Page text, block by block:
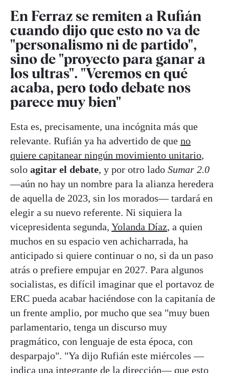
En Ferraz se remiten a Rufián
cuando dijo que esto no va de
"personalismo ni de partido",
sino de "proyecto para ganar a
los ultras". "Veremos en qué
acaba, pero todo debate nos
parece muy bien"
Esta es, precisamente, una incógnita más que
relevante. Rufián ya ha advertido de que no
quiere capitanear ningún movimiento unitario,
solo agitar el debate, y por otro lado Sumar 2.0
—aún no hay un nombre para la alianza heredera
de aquella de 2023, sin los morados— tardará en
elegir a su nuevo referente. Ni siquiera la
vicepresidenta segunda, Yolanda Díaz, a quien
muchos en su espacio ven achicharrada, ha
anticipado si quiere continuar o no, si da un paso
atrás o prefiere empujar en 2027. Para algunos
socialistas, es difícil imaginar que el portavoz de
ERC pueda acabar haciéndose con la capitanía de
un frente amplio, por mucho que sea "muy buen
parlamentario, tenga un discurso muy
pragmático, con lenguaje de esta época, con
desparpajo". "Ya dijo Rufián este miércoles —
indica una integrante de la dirección— que esto